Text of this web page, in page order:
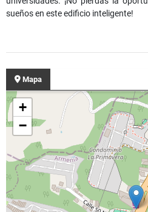
sueños en este edificio inteligente!
Mapa
+
−